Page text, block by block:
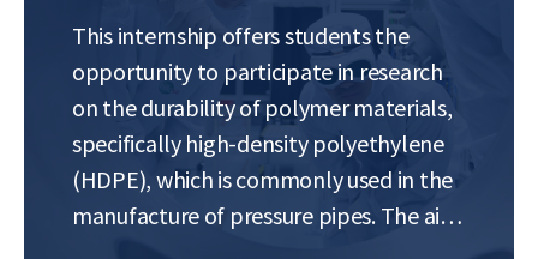
This internship offers students the
opportunity to participate in research
on the durability of polymer materials,
specifically high-density polyethylene
(HDPE), which is commonly used in the
manufacture of pressure pipes. The aim